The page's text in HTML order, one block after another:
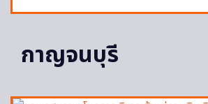
กาญจนบุรี